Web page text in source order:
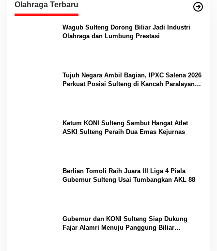
Olahraga Terbaru
Wagub Sulteng Dorong Biliar Jadi Industri
Olahraga dan Lumbung Prestasi
Tujuh Negara Ambil Bagian, IPXC Salena 2026
Perkuat Posisi Sulteng di Kancah Paralayang
Ketum KONI Sulteng Sambut Hangat Atlet
ASKI Sulteng Peraih Dua Emas Kejurnas
Berlian Tomoli Raih Juara III Liga 4 Piala
Gubernur Sulteng Usai Tumbangkan AKL 88
Gubernur dan KONI Sulteng Siap Dukung
Fajar Alamri Menuju Panggung Biliar